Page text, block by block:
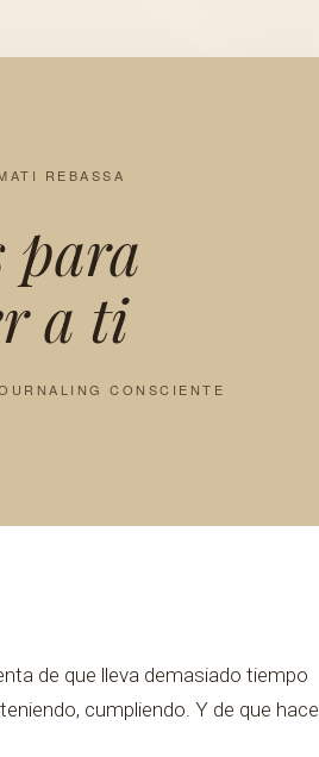
REBASSA
para
a ti
CONSCIENTE
de que lleva demasiado tiempo
cumpliendo. Y de que hace